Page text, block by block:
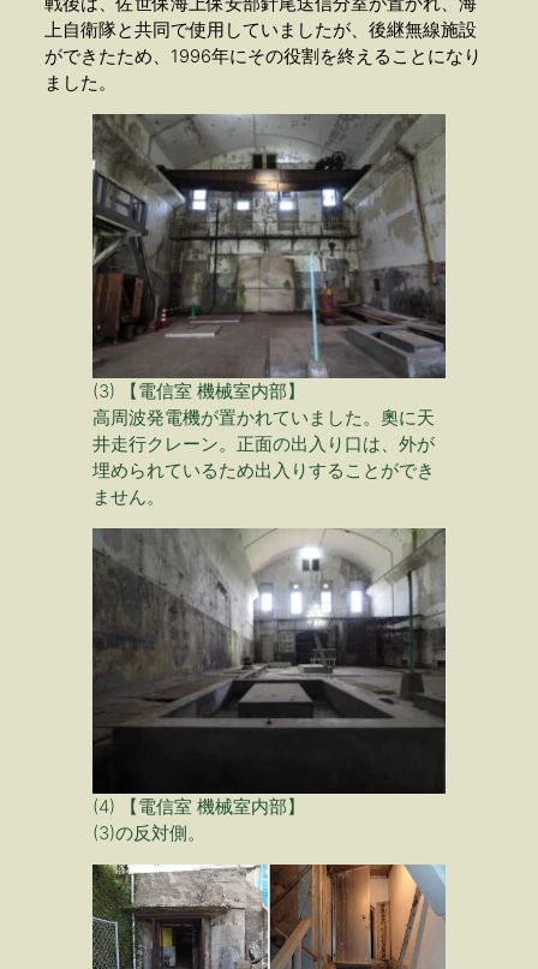
上自衛隊と共同で使用していましたが、後継無線施設
ができたため、1996年にその役割を終えることになり
ました。
(3) 【電信室 機械室内部】
高周波発電機が置かれていました。奧に天
井走行クレーン。正面の出入り口は、外が
埋められているため出入りすることができ
ません。
(4) 【電信室 機械室内部】
(3)の反対側。